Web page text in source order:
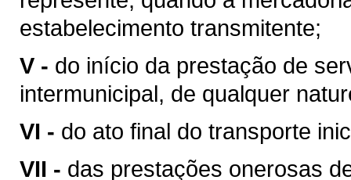
estabelecimento transmitente;
V - do início da prestação de
intermunicipal, de qualquer
VI - do ato final do transporte
VII - das prestações onerosas